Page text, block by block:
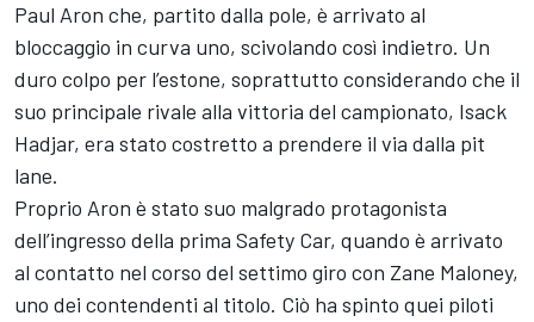
Paul Aron che, partito dalla pole, è arrivato al
bloccaggio in curva uno, scivolando così indietro. Un
duro colpo per l’estone, soprattutto considerando che il
suo principale rivale alla vittoria del campionato, Isack
Hadjar, era stato costretto a prendere il via dalla pit
lane.
Proprio Aron è stato suo malgrado protagonista
dell’ingresso della prima Safety Car, quando è arrivato
al contatto nel corso del settimo giro con Zane Maloney,
uno dei contendenti al titolo. Ciò ha spinto quei piloti